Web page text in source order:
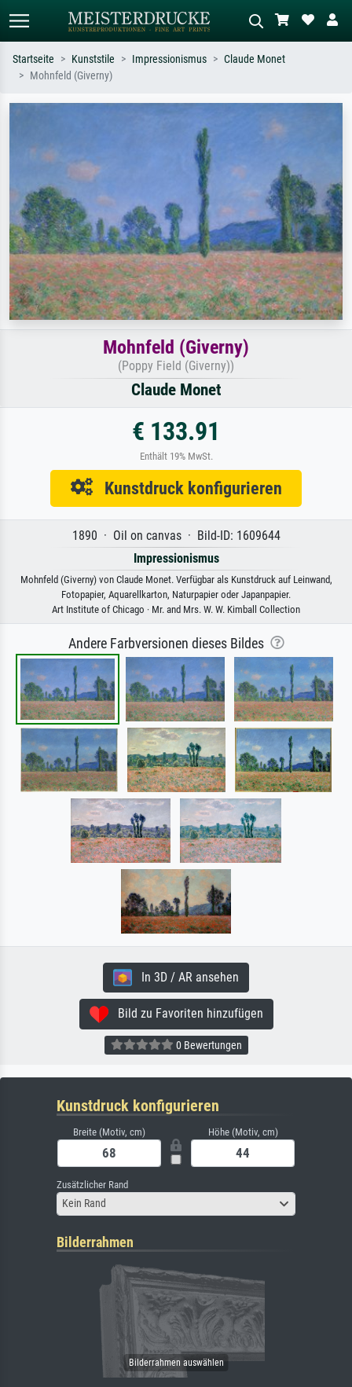
Sternennacht, Impressionismus, Welle
Hokusai, Akt.
Beschreiben Sie die Szene – z.B. Grüne
Wiese, Abstrakt mit viel Rot, Dunkles
Ölgemälde, Stehender Akt neben einem
Startseite Kunststile Impressionismus
Claude Monet
Mohnfeld (Giverny)
Mohnfeld (Giverny)
(Poppy Field (Giverny))
Claude Monet
€ 133.91
Enthält 19% MwSt.
Kunstdruck konfigurieren
1890 · Oil on canvas · Bild-ID: 1609644
Impressionismus
Mohnfeld (Giverny) von Claude Monet. Verfügbar als Kunstdruck auf Leinwand,
Fotopapier, Aquarellkarton, Naturpapier oder Japanpapier.
Art Institute of Chicago · Mr. and Mrs. W. W. Kimball Collection
Andere Farbversionen dieses Bildes
In 3D / AR ansehen
Bild zu Favoriten hinzufügen
0 Bewertungen
Kunstdruck konfigurieren
Breite (Motiv, cm) Höhe (Motiv, cm)
Zusätzlicher Rand
Kein Rand
Bilderrahmen